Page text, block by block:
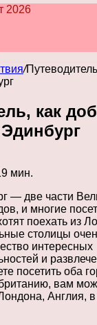
2026
/
как
мин.
— две части
и многие
поехать из
столицы
интересных
и
посетить оба
вам
Англия,